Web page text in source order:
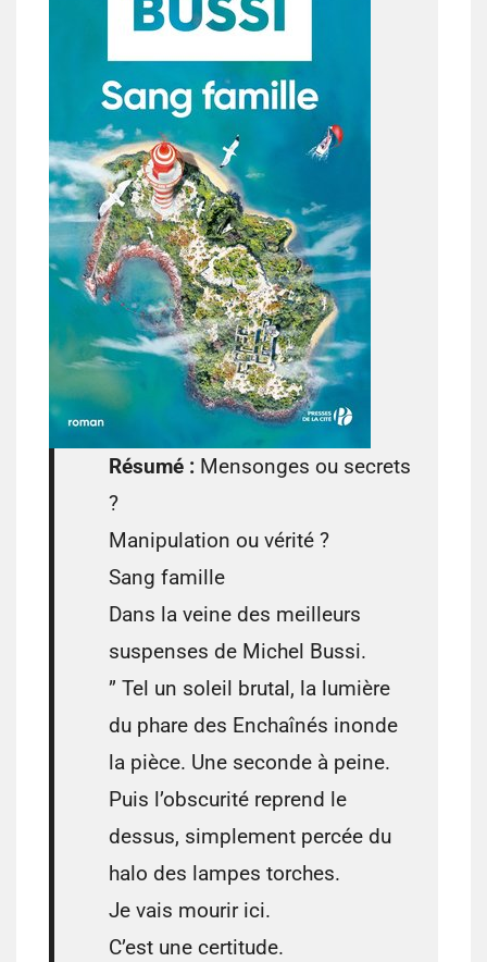
Résumé : Mensonges ou secrets
?
Manipulation ou vérité ?
Sang famille
Dans la veine des meilleurs
suspenses de Michel Bussi.
” Tel un soleil brutal, la lumière
du phare des Enchaînés inonde
la pièce. Une seconde à peine.
Puis l’obscurité reprend le
dessus, simplement percée du
halo des lampes torches.
Je vais mourir ici.
C’est une certitude.